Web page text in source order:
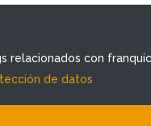
relacionados con
de datos